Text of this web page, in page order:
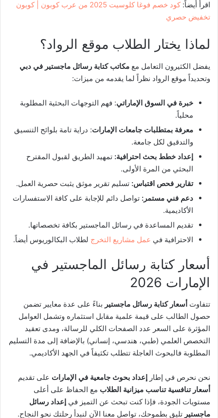
اقرأ أيضاً:
كود خصم فوغا كلوسيت 2025 من عرب كوبون | كوبون
تخفيض حصري
لماذا يختار الطلاب موقع الرواد؟
يفضل الكثيرون التعامل مع مكاتب كتابة رسائل ماجستير في دبي
وتحديداً موقع الرواد نظراً لما يقدمه من ميزات:
خبرة في السوق الإماراتي: فهم التوجهات البحثية المطلوبة
محلياً.
معرفة بمتطلبات جامعات الإمارات: دراية تامة بلوائح التنسيق
والتدقيق لكل جامعة.
إعداد خطط بحث احترافية: تمهيد الطريق لقبول المقترح
البحثي من المرة الأولى.
تقارير فحص اقتباس: تسليم تقرير موثق يثبت حصرية العمل.
دعم فني مستمر: تواصل دائم للإجابة على كافة الاستفسارات
الأكاديمية.
تقديم المساعدة في رسائل الماجستير بكافة تخصصاتها.
الاحترافية في عمل مشاريع التخرج لطلاب البكالوريوس أيضاً.
أسعار كتابة رسائل الماجستير في
الإمارات 2026
تتفاوت أسعار كتابة رسائل ماجستير بناءً على عدة معايير تضمن
حصول الطالب على قيمة علمية مقابل استثماره وتشمل العوامل
المؤثرة على السعر عدد الصفحات الكلي للرسالة، ومدى تعقيد
التخصص العلمي (طبي، هندسي، إنساني) بالإضافة إلى مدة التسليم
المطلوبة فالبحوث العاجلة تتطلب تكثيفاً في الجهد الأكاديمي.
نحن نحرص في إطار إعداد بحوث جامعية في الإمارات على تقديم
أسعار تنافسية تناسب ميزانية الطلاب مع الحفاظ على أعلى
مستويات الجودة، فإذا كنت تبحث عن التميز في إعداد رسائل
ماجستير تليق بطموحك، تواصل معنا الآن لنبدأ رحلتك نحو النجاح.